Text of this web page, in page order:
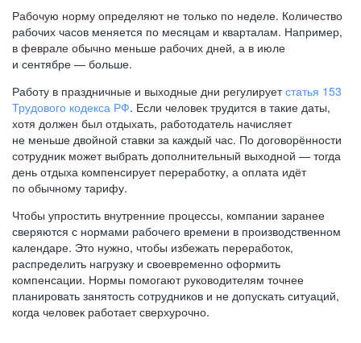
Рабочую норму определяют не только по неделе. Количество
рабочих часов меняется по месяцам и кварталам. Например,
в феврале обычно меньше рабочих дней, а в июле
и сентябре — больше.
Работу в праздничные и выходные дни регулируетстатья 153
Трудового кодекса РФ. Если человек трудится в такие даты,
хотя должен был отдыхать, работодатель начисляет
не меньше двойной ставки за каждый час. По договорённости
сотрудник может выбрать дополнительный выходной — тогда
день отдыха компенсирует переработку, а оплата идёт
по обычному тарифу.
Чтобы упростить внутренние процессы, компании заранее
сверяются с нормами рабочего времени в производственном
календаре. Это нужно, чтобы избежать переработок,
распределить нагрузку и своевременно оформить
компенсации. Нормы помогают руководителям точнее
планировать занятость сотрудников и не допускать ситуаций,
когда человек работает сверхурочно.